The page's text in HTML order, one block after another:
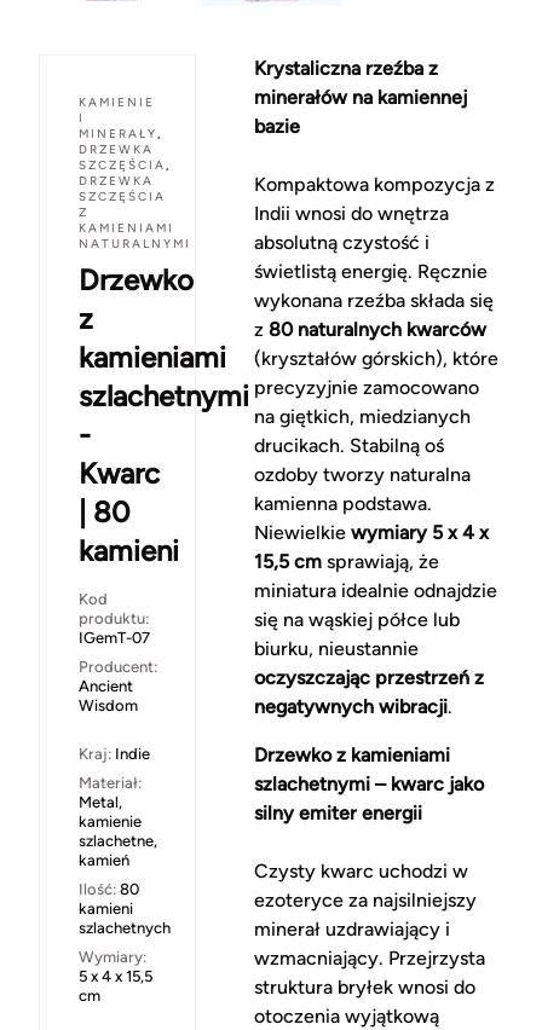
KAMIENIE
I
MINERAŁY,
DRZEWKA
SZCZĘŚCIA,
DRZEWKA
SZCZĘŚCIA
Z
KAMIENIAMI
NATURALNYMI
Drzewko
z
kamieniami
szlachetnymi
-
Kwarc
| 80
kamieni
Kod
produktu:
IGemT-07
Producent:
Ancient
Wisdom
Kraj: Indie
Materiał:
Metal,
kamienie
szlachetne,
kamień
Ilość: 80
kamieni
szlachetnych
Wymiary:
5 x 4 x 15,5
cm
Krystaliczna rzeźba z
minerałów na kamiennej
bazie
Kompaktowa kompozycja z
Indii wnosi do wnętrza
absolutną czystość i
świetlistą energię. Ręcznie
wykonana rzeźba składa się
z 80 naturalnych kwarców
(kryształów górskich), które
precyzyjnie zamocowano
na giętkich, miedzianych
drucikach. Stabilną oś
ozdoby tworzy naturalna
kamienna podstawa.
Niewielkie wymiary 5 x 4 x
15,5 cmsprawiają, że
miniatura idealnie odnajdzie
się na wąskiej półce lub
biurku, nieustannie
oczyszczając przestrzeń z
negatywnych wibracji.
Drzewko z kamieniami
szlachetnymi – kwarc jako
silny emiter energii
Czysty kwarc uchodzi w
ezoteryce za najsilniejszy
minerał uzdrawiający i
wzmacniający. Przejrzysta
struktura bryłek wnosi do
otoczenia wyjątkową